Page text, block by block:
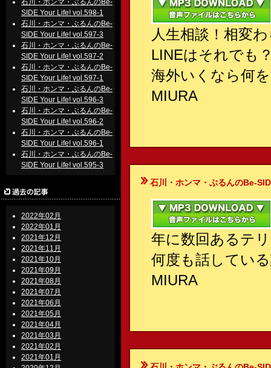
石川・ホンマ・ぶるんのBe-
SIDE Your Life! vol.598-1
石川・ホンマ・ぶるんのBe-
SIDE Your Life! vol.597-3
石川・ホンマ・ぶるんのBe-
SIDE Your Life! vol.597-2
石川・ホンマ・ぶるんのBe-
SIDE Your Life! vol.597-1
石川・ホンマ・ぶるんのBe-
SIDE Your Life! vol.596-3
石川・ホンマ・ぶるんのBe-
SIDE Your Life! vol.596-2
石川・ホンマ・ぶるんのBe-
SIDE Your Life! vol.596-1
石川・ホンマ・ぶるんのBe-
SIDE Your Life! vol.595-3
2022年02月
2022年01月
2021年12月
2021年11月
2021年10月
2021年09月
2021年08月
2021年07月
2021年06月
2021年05月
2021年04月
2021年03月
2021年02月
2021年01月
人生相談！相変
LINEはそれでも
海外いくなら何
MIURA
石川・ホンマ・ぶるんのBe-
年に数回あるテ
何度も話してい
MIURA